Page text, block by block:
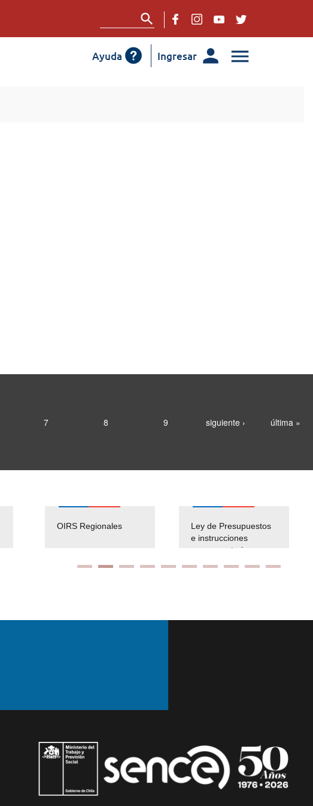
Ingresar
Ayuda
7 8 9 siguiente › última »
OIRS Regionales
Ley de Presupuestos
e instrucciones
presuspuetarias